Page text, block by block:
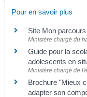
Pour en savoir plus
Site Mon
Ministère chargé du
Guide pour la
adolescents en
Ministère chargé de
Brochure "Mieux
adapter son